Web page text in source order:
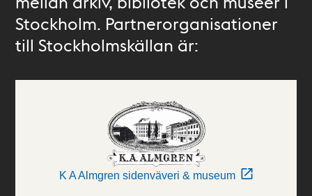
Stockholm. Partnerorganisationer
till Stockholmskällan är:
K A Almgren sidenväveri & museum